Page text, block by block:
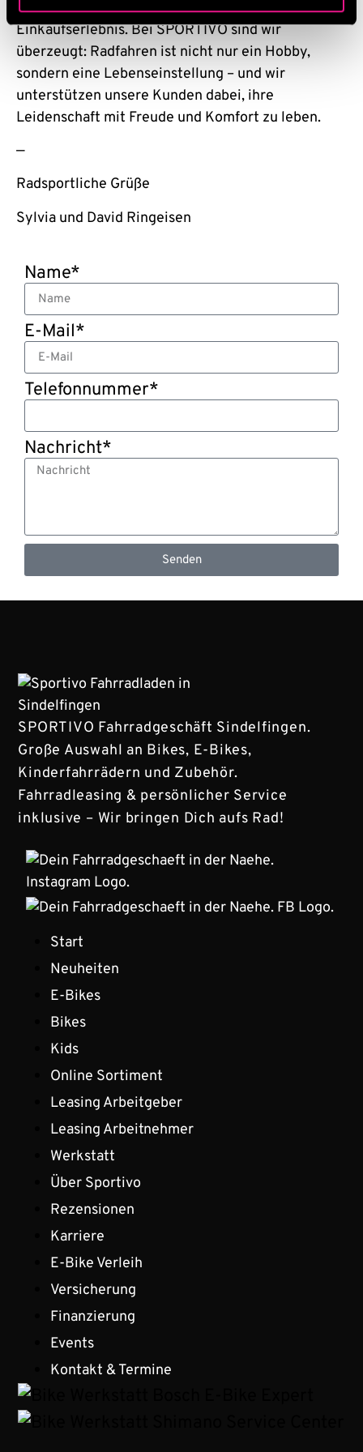
Atmosphäre und ein einzigartiges
Einkaufserlebnis. Bei SPORTIVO sind wir
überzeugt: Radfahren ist nicht nur ein Hobby,
sondern eine Lebenseinstellung – und wir
unterstützen unsere Kunden dabei, ihre
Leidenschaft mit Freude und Komfort zu leben.
—
Radsportliche Grüße
Sylvia und David Ringeisen
Name*
E-Mail*
Telefonnummer*
Nachricht*
Senden
SPORTIVO Fahrradgeschäft Sindelfingen.
Große Auswahl an Bikes, E-Bikes,
Kinderfahrrädern und Zubehör.
Fahrradleasing & persönlicher Service
inklusive – Wir bringen Dich aufs Rad!
Start
Neuheiten
E-Bikes
Bikes
Kids
Online Sortiment
Leasing Arbeitgeber
Leasing Arbeitnehmer
Werkstatt
Über Sportivo
Rezensionen
Karriere
E-Bike Verleih
Versicherung
Finanzierung
Events
Kontakt & Termine